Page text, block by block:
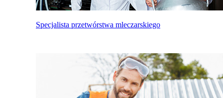
Specjalista przetwórstwa mleczarskiego